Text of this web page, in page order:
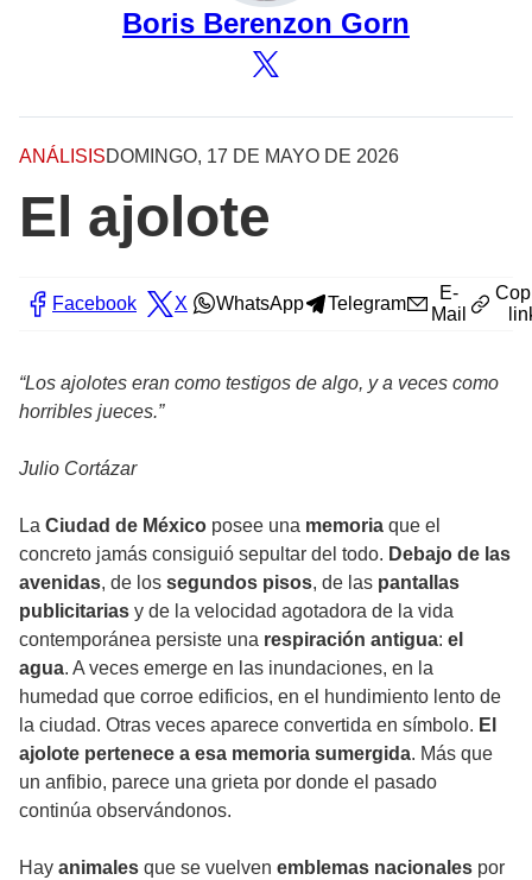
Boris Berenzon Gorn
ANÁLISISDOMINGO, 17 DE MAYO DE 2026
El ajolote
Facebook X WhatsApp Telegram
E-
Mail
“Los ajolotes eran como testigos de algo, y a veces como
horribles jueces.”
Julio Cortázar
La Ciudad de México posee una memoria que el
concreto jamás consiguió sepultar del todo. Debajo de las
avenidas, de los segundos pisos, de las pantallas
publicitarias y de la velocidad agotadora de la vida
contemporánea persiste una respiración antigua: el
agua. A veces emerge en las inundaciones, en la
humedad que corroe edificios, en el hundimiento lento de
la ciudad. Otras veces aparece convertida en símbolo. El
ajolote pertenece a esa memoria sumergida. Más que
un anfibio, parece una grieta por donde el pasado
continúa observándonos.
Hay animales que se vuelven emblemas nacionales por